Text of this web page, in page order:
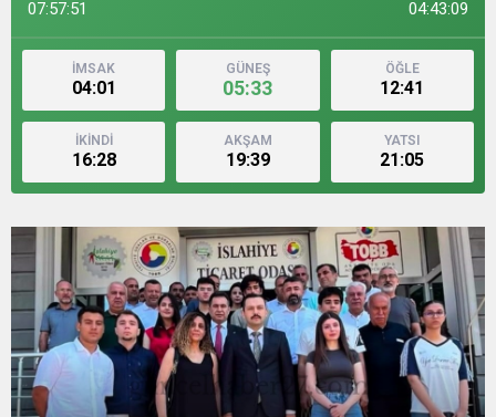
07:57:53 04:43:07
İMSAK
04:01
GÜNEŞ
05:33
ÖĞLE
12:41
İKİNDİ
16:28
AKŞAM
19:39
YATSI
21:05